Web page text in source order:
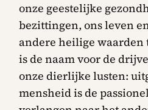
onze geestelijke
bezittingen, ons leven
andere heilige waarden
is de naam voor de
onze dierlijke lusten:
mensheid is de